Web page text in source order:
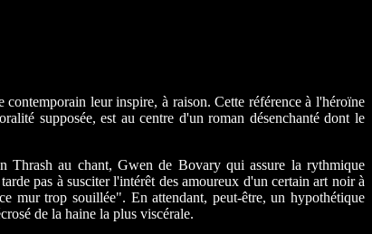
leur inspire, à raison. Cette référence à l'héroïne
supposée, est au centre d'un roman désenchanté dont le
Thrash au chant, Gwen de Bovary qui assure la rythmique
pas à susciter l'intérêt des amoureux d'un certain art noir à
mur trop souillée". En attendant, peut-être, un hypothétique
de la haine la plus viscérale.